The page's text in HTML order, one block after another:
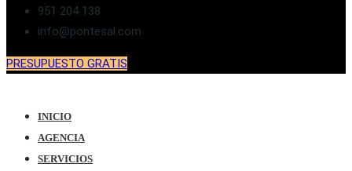
951 204 138
info@pontesal.com
PRESUPUESTO GRATIS
INICIO
AGENCIA
SERVICIOS